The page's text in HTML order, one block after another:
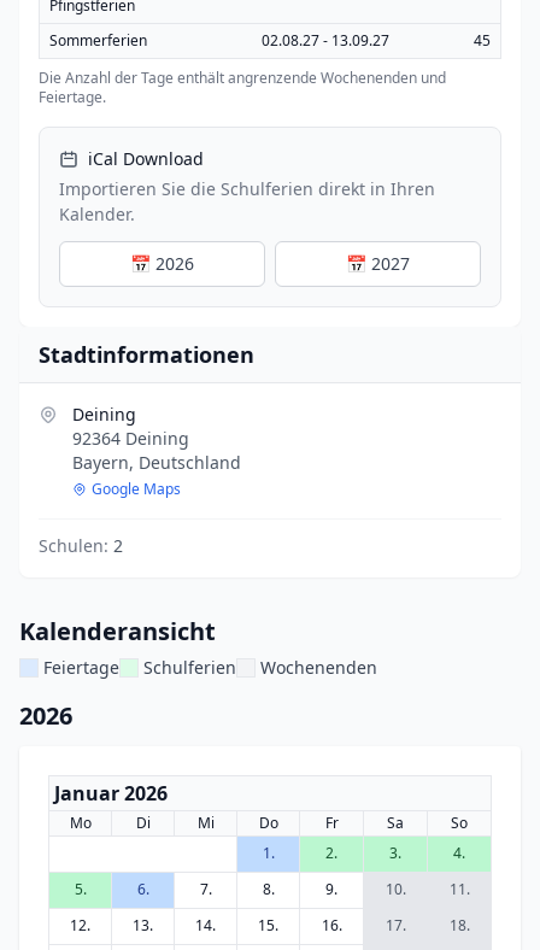
Pfingstferien
Sommerferien 02.08.27 - 13.09.27
45
Die Anzahl der Tage enthält angrenzende Wochenenden und
Feiertage.
iCal Download
Importieren Sie die Schulferien direkt in Ihren
Kalender.
📅 2026 📅 2027
Stadtinformationen
Deining
92364 Deining
Bayern, Deutschland
Google Maps
Schulen: 2
Kalenderansicht
Feiertage Schulferien Wochenenden
2026
Januar 2026
Mo Di Mi Do Fr Sa
So
1.
2. 3.
4.
5.
6. 7. 8. 9. 10.
11.
12.
13. 14. 15. 16. 17.
18.